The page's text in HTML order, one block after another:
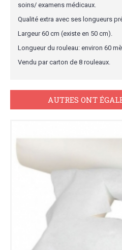
soins/ examens médicaux.
Qualité extra avec ses longueurs
Largeur 60 cm (existe en 50 cm).
Longueur du rouleau: environ 60
Vendu par carton de 8 rouleaux.
AUTRES ONT